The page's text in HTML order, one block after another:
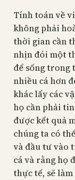
Tính toán về
không phải
thời gian cần
nhịn đói một
để sống trong
nhiều cá hơn
khác lấy các
họ cần phải
được kết quả
chúng ta có
và đầu tư vào
cá và rằng họ
thực tế, sẽ